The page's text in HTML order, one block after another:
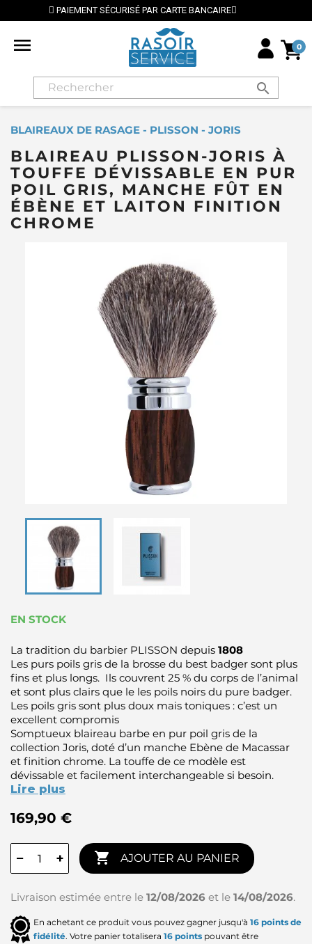
BANCAIRE ⭐ LIVRAISON GRATUITE EN FRANCE
 0
search
BLAIREAUX DE RASAGE - PLISSON - JORIS
BLAIREAU PLISSON-JORIS À
TOUFFE DÉVISSABLE EN PUR
POIL GRIS, MANCHE FÛT EN
ÉBÈNE ET LAITON FINITION
CHROME
EN STOCK
La tradition du barbier PLISSON depuis 1808
Les purs poils gris de la brosse du best badger sont plus
fins et plus longs. Ils couvrent 25 % du corps de l’animal
et sont plus clairs que le les poils noirs du pure badger.
Les poils gris sont plus doux mais toniques : c’est un
excellent compromis
Somptueux blaireau barbe en pur poil gris de la
collection Joris, doté d’un manche Ebène de Macassar
et finition chrome. La touffe de ce modèle est
dévissable et facilement interchangeable si besoin.
Lire plus
169,90 €
− +  AJOUTER AU PANIER
Livraison estimée entre le 12/08/2026 et le 14/08/2026.
En achetant ce produit vous pouvez gagner jusqu'à 16 points de
fidélité. Votre panier totalisera 16 points pouvant être